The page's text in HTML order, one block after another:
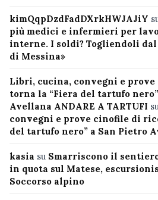
kimQqpDzdFadDXrkHWJAJiY
più medici e infermieri per
interne. I soldi? Togliendoli
di Messina»
Libri, cucina, convegni e
torna la “Fiera del tartufo
Avellana ANDARE A TARTUFI
convegni e prove cinofile di
del tartufo nero” a San Pietro
kasia su Smarriscono il
in quota sul Matese,
Soccorso alpino